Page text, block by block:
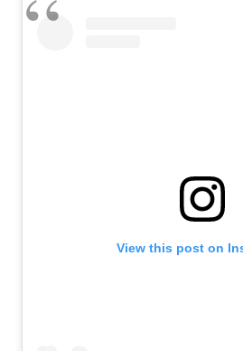
View this post on